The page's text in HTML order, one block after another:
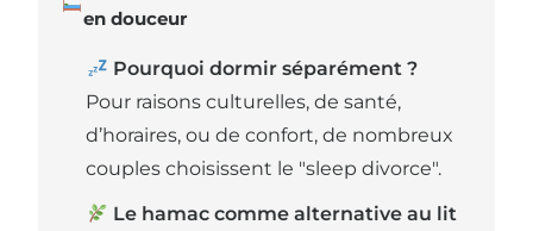
en douceur
Pourquoi dormir séparément ?
Pour raisons culturelles, de santé,
d’horaires, ou de confort, de nombreux
couples choisissent le "sleep divorce".
Le hamac comme alternative au lit